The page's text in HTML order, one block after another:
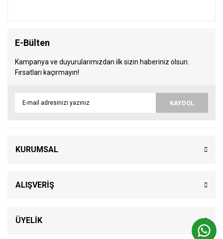
E-Bülten
Kampanya ve duyurularımızdan ilk sizin haberiniz olsun.
Fırsatları kaçırmayın!
KAYDOL
KURUMSAL
ALIŞVERİŞ
ÜYELİK